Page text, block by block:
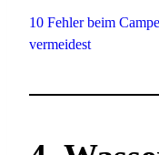
10 Fehler beim
vermeidest